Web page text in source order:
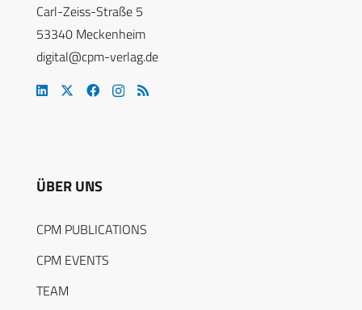
Carl-Zeiss-Straße 5
53340 Meckenheim
digital@cpm-verlag.de
ÜBER UNS
CPM PUBLICATIONS
CPM EVENTS
TEAM